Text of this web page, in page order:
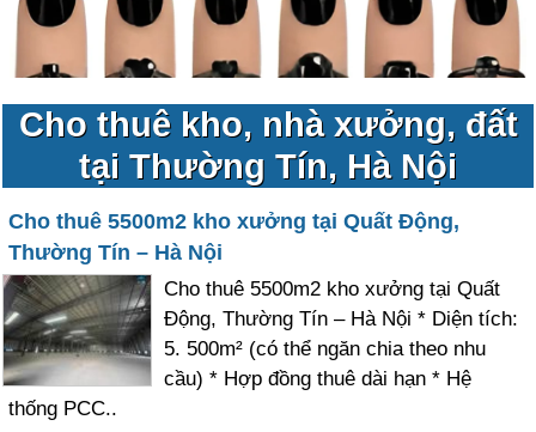
Cho thuê kho, nhà xưởng, đất
tại Thường Tín, Hà Nội
Cho thuê 5500m2 kho xưởng tại Quất Động,
Thường Tín – Hà Nội
Cho thuê 5500m2 kho xưởng tại Quất
Động, Thường Tín – Hà Nội * Diện tích:
5. 500m² (có thể ngăn chia theo nhu
cầu) * Hợp đồng thuê dài hạn * Hệ
thống PCC..